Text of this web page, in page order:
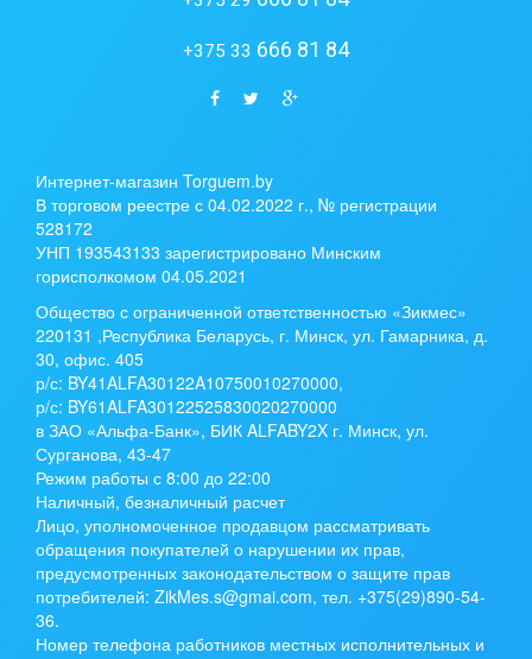
+375 33 666 81 84
Интернет-магазин Torguem.by
В торговом реестре с 04.02.2022 г., № регистрации
528172
УНП 193543133 зарегистрировано Минским
горисполкомом 04.05.2021
Общество с ограниченной ответственностью «Зикмес»
220131 ,Республика Беларусь, г. Минск, ул. Гамарника, д.
30, офис. 405
р/с: BY41ALFA30122A10750010270000,
р/с: BY61ALFA30122525830020270000
в ЗАО «Альфа-Банк», БИК ALFABY2X г. Минск, ул.
Сурганова, 43-47
Режим работы с 8:00 до 22:00
Наличный, безналичный расчет
Лицо, уполномоченное продавцом рассматривать
обращения покупателей о нарушении их прав,
предусмотренных законодательством о защите прав
потребителей: ZikMes.s@gmai.com, тел. +375(29)890-54-
36.
Номер телефона работников местных исполнительных и